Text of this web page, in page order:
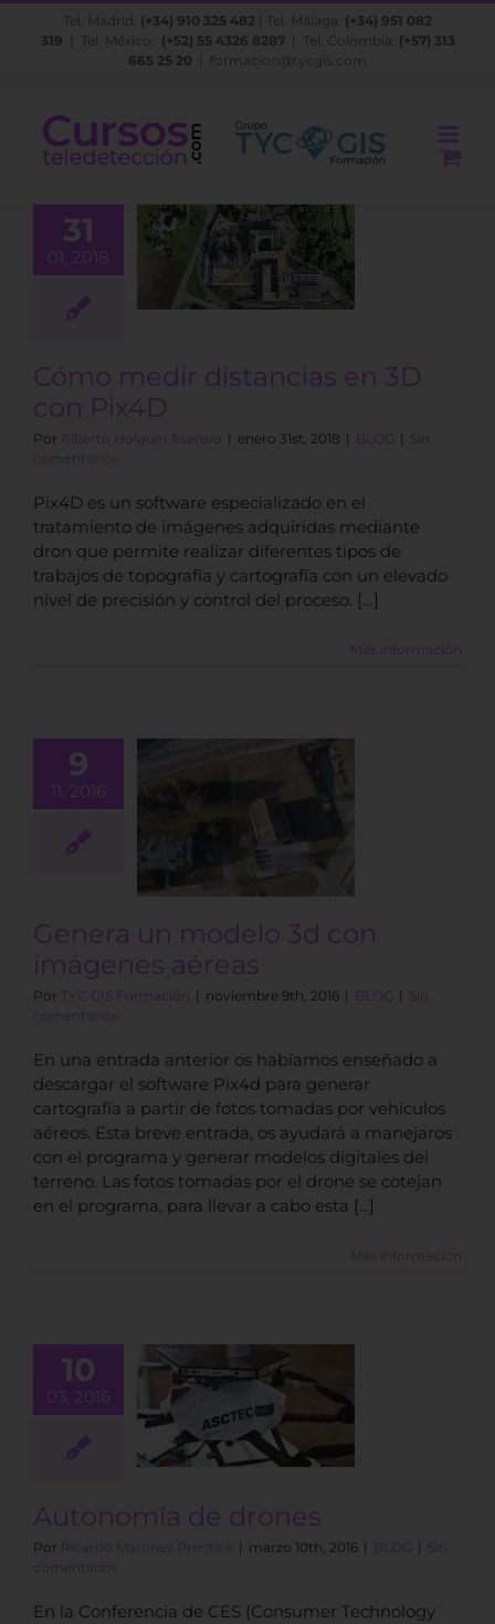
Saltar
Tel. Madrid: (+34) 910 325 482 | Tel. Málaga: (+34) 951 082
319 | Tel. México: (+52) 55 4326 8287| Tel. Colombia: (+57) 313
665 25 20
formacion@tycgis.com
31
01, 2018
medir
en 3D
Cómo medir distancias en 3D
con Pix4D
Por Alberto Holguín Asensio | enero 31st, 2018 | BLOG | Sin
comentarios
Pix4D es un software especializado en el
tratamiento de imágenes adquiridas mediante
dron que permite realizar diferentes tipos de
trabajos de topografía y cartografía con un elevado
nivel de precisión y control del proceso. […]
Más información
9
11, 2016
un modelo
imágenes
Genera un modelo 3d con
imágenes aéreas
Por TYC GIS Formación | noviembre 9th, 2016 | BLOG | Sin
comentarios
En una entrada anterior os habíamos enseñado a
descargar el software Pix4d para generar
cartografía a partir de fotos tomadas por vehículos
aéreos. Esta breve entrada, os ayudará a manejaros
con el programa y generar modelos digitales del
terreno. Las fotos tomadas por el drone se cotejan
en el programa, para llevar a cabo esta [...]
Más información
10
03, 2016
de
Autonomía de drones
Por Ricardo Martínez Prentice | marzo 10th, 2016 | BLOG | Sin
comentarios
En la Conferencia de CES (Consumer Technology